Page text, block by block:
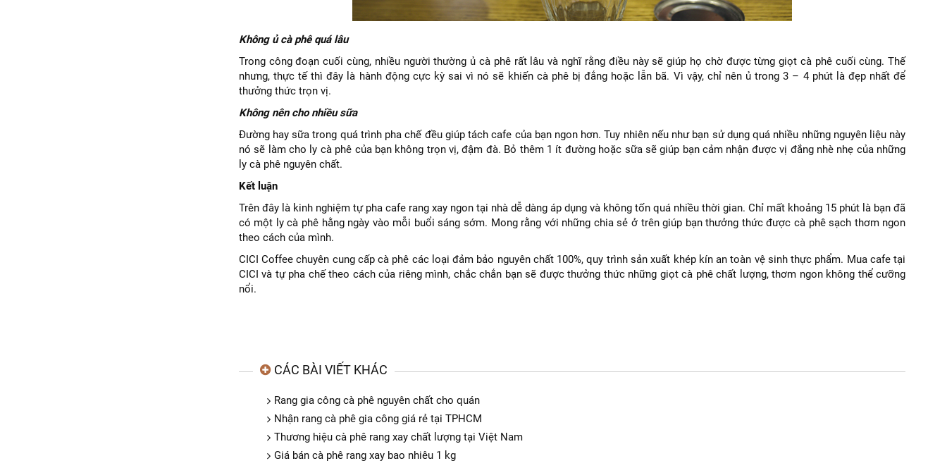
Không ủ cà phê quá lâu
Trong công đoạn cuối cùng, nhiều người thường ủ cà phê rất lâu và nghĩ rằng điều này sẽ giúp họ chờ được từng giọt cà phê cuối cùng. Thế
nhưng, thực tế thì đây là hành động cực kỳ sai vì nó sẽ khiến cà phê bị đắng hoặc lẫn bã. Vì vậy, chỉ nên ủ trong 3 – 4 phút là đẹp nhất để
thưởng thức trọn vị.
Không nên cho nhiều sữa
Đường hay sữa trong quá trình pha chế đều giúp tách cafe của bạn ngon hơn. Tuy nhiên nếu như bạn sử dụng quá nhiều những nguyên liệu này
nó sẽ làm cho ly cà phê của bạn không trọn vị, đậm đà. Bỏ thêm 1 ít đường hoặc sữa sẽ giúp bạn cảm nhận được vị đắng nhè nhẹ của những
ly cà phê nguyên chất.
Kết luận
Trên đây là kinh nghiệm tự pha cafe rang xay ngon tại nhà dễ dàng áp dụng và không tốn quá nhiều thời gian. Chỉ mất khoảng 15 phút là bạn đã
có một ly cà phê hằng ngày vào mỗi buổi sáng sớm. Mong rằng với những chia sẻ ở trên giúp bạn thưởng thức được cà phê sạch thơm ngon
theo cách của mình.
CICI Coffee chuyên cung cấp cà phê các loại đảm bảo nguyên chất 100%, quy trình sản xuất khép kín an toàn vệ sinh thực phẩm. Mua cafe tại
CICI và tự pha chế theo cách của riêng mình, chắc chắn bạn sẽ được thưởng thức những giọt cà phê chất lượng, thơm ngon không thể cưỡng
nổi.
CÁC BÀI VIẾT KHÁC
Rang gia công cà phê nguyên chất cho quán
Nhận rang cà phê gia công giá rẻ tại TPHCM
Thương hiệu cà phê rang xay chất lượng tại Việt Nam
Giá bán cà phê rang xay bao nhiêu 1 kg